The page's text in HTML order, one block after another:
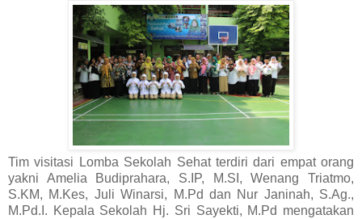
Tim visitasi Lomba Sekolah Sehat terdiri dari empat orang
yakni Amelia Budiprahara, S.IP, M.SI, Wenang Triatmo,
S.KM, M.Kes, Juli Winarsi, M.Pd dan Nur Janinah, S.Ag.,
M.Pd.I. Kepala Sekolah Hj. Sri Sayekti, M.Pd mengatakan